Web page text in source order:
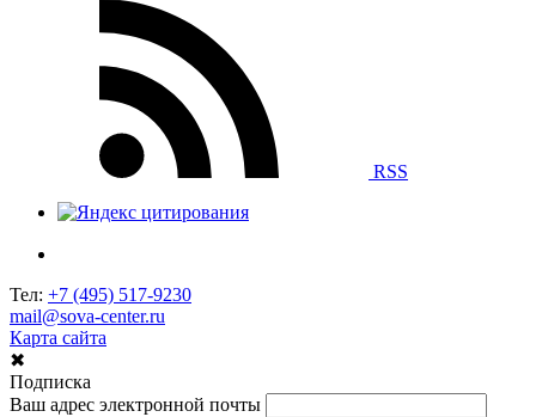
RSS
Тел: +7 (495) 517-9230
mail@sova-center.ru
Карта сайта
✖
Подписка
Ваш адрес электронной почты